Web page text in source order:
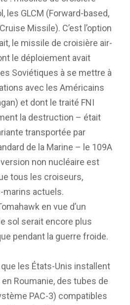
les GLCM (Forward-based,
Missile). C’est l’option
le missile de croisière air-
le déploiement avait
Soviétiques à se mettre à
avec les Américains
et dont le traité FNI
la destruction – était
transportée par
de la Marine – le 109A
non nucléaire est
tous les croiseurs,
actuels.
en vue d’un
sol serait encore plus
pendant la guerre froide.
que les États-Unis installent
Roumanie, des tubes de
PAC-3) compatibles